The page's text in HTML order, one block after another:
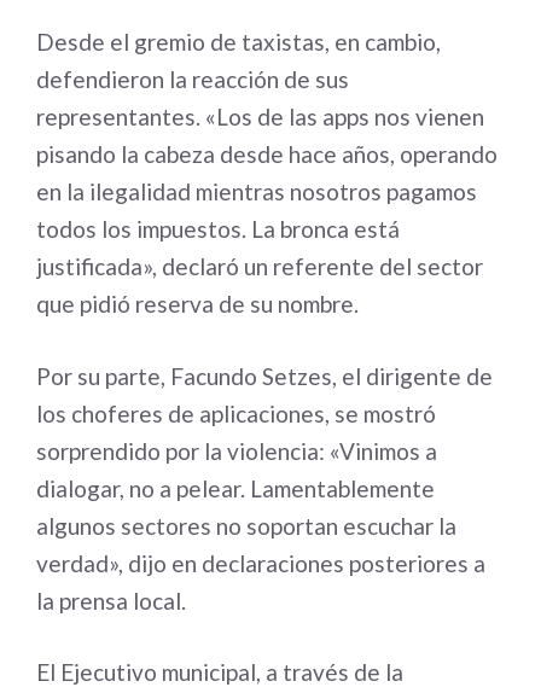
Desde el gremio de taxistas, en cambio,
defendieron la reacción de sus
representantes. «Los de las apps nos vienen
pisando la cabeza desde hace años, operando
en la ilegalidad mientras nosotros pagamos
todos los impuestos. La bronca está
justificada», declaró un referente del sector
que pidió reserva de su nombre.
Por su parte, Facundo Setzes, el dirigente de
los choferes de aplicaciones, se mostró
sorprendido por la violencia: «Vinimos a
dialogar, no a pelear. Lamentablemente
algunos sectores no soportan escuchar la
verdad», dijo en declaraciones posteriores a
la prensa local.
El Ejecutivo municipal, a través de la